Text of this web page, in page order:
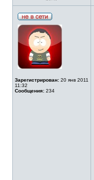
Зарегистрирован: 20 янв 2011
11:32
Сообщения: 234